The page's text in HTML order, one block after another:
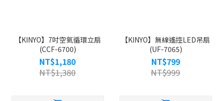
【KINYO】7吋空氣循環立扇
(CCF-6700)
NT$1,180
NT$1,380
【KINYO】無線遙控LED吊扇
(UF-7065)
NT$799
NT$999